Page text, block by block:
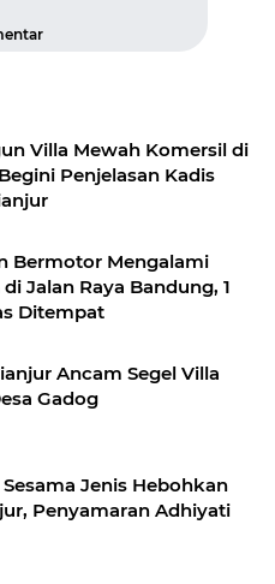
Villa Mewah Komersil di
Penjelasan Kadis
Bermotor Mengalami
Jalan Raya Bandung, 1
Ditempat
Ancam Segel Villa
Gadog
Jenis Hebohkan
Penyamaran Adhiyati